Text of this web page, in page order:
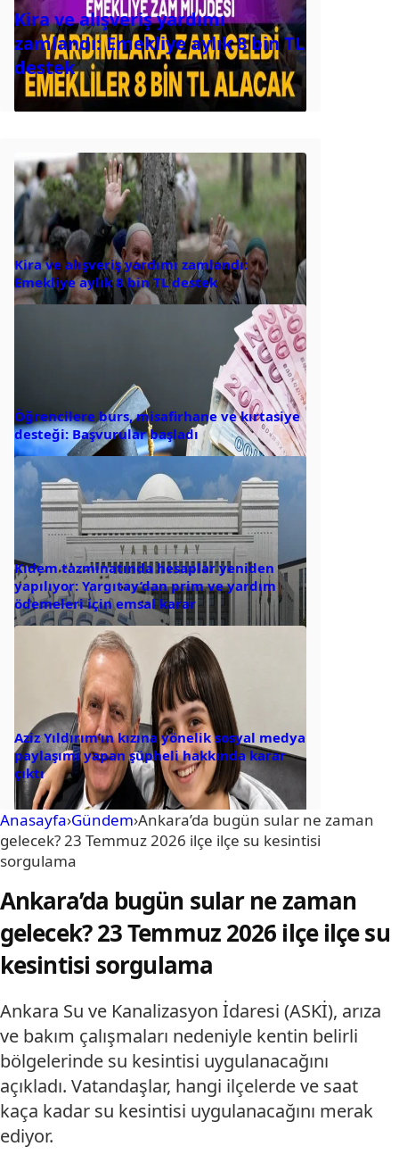
Kira ve alışveriş yardımı
zamlandı: Emekliye aylık 8 bin TL
destek
Kira ve alışveriş yardımı zamlandı:
Emekliye aylık 8 bin TL destek
Öğrencilere burs, misafirhane ve kırtasiye
desteği: Başvurular başladı
Kıdem tazminatında hesaplar yeniden
yapılıyor: Yargıtay’dan prim ve yardım
ödemeleri için emsal karar
Aziz Yıldırım’ın kızına yönelik sosyal medya
paylaşımı yapan şüpheli hakkında karar
çıktı
Anasayfa›Gündem›Ankara’da bugün sular ne zaman
gelecek? 23 Temmuz 2026 ilçe ilçe su kesintisi
sorgulama
Ankara’da bugün sular ne zaman
gelecek? 23 Temmuz 2026 ilçe ilçe su
kesintisi sorgulama
Ankara Su ve Kanalizasyon İdaresi (ASKİ), arıza
ve bakım çalışmaları nedeniyle kentin belirli
bölgelerinde su kesintisi uygulanacağını
açıkladı. Vatandaşlar, hangi ilçelerde ve saat
kaça kadar su kesintisi uygulanacağını merak
ediyor.